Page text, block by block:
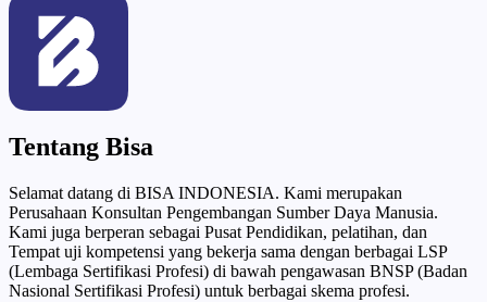
Tentang Bisa
Selamat datang di BISA INDONESIA. Kami merupakan
Perusahaan Konsultan Pengembangan Sumber Daya Manusia.
Kami juga berperan sebagai Pusat Pendidikan, pelatihan, dan
Tempat uji kompetensi yang bekerja sama dengan berbagai LSP
(Lembaga Sertifikasi Profesi) di bawah pengawasan BNSP (Badan
Nasional Sertifikasi Profesi) untuk berbagai skema profesi.